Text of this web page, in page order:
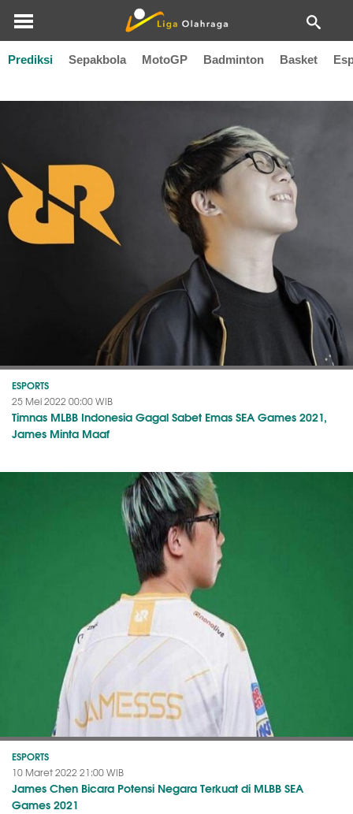
Prediksi Sepakbola MotoGP Badminton Basket
James Chen
ESPORTS
25 Mei 2022 00:00 WIB
Timnas MLBB Indonesia Gagal Sabet Emas SEA Games 2021,
James Minta Maaf
ESPORTS
10 Maret 2022 21:00 WIB
James Chen Bicara Potensi Negara Terkuat di MLBB SEA
Games 2021